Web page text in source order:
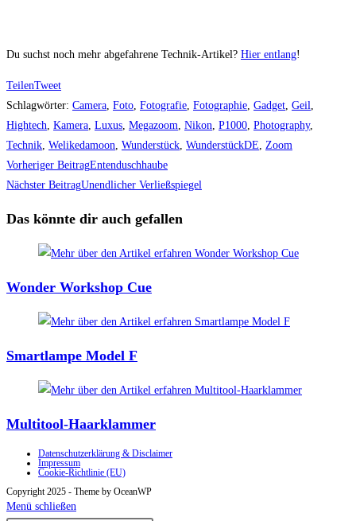
Du suchst noch mehr abgefahrene Technik-Artikel? Hier entlang!
TeilenTweet
Schlagwörter: Camera, Foto, Fotografie, Fotographie, Gadget, Geil,
Hightech, Kamera, Luxus, Megazoom, Nikon, P1000, Photography,
Technik, Welikedamoon, Wunderstück, WunderstückDE, Zoom
Weitere
Artikel
ansehen
Vorheriger BeitragEntenduschhaube
Nächster BeitragUnendlicher Verließspiegel
Das könnte dir auch gefallen
Wonder Workshop Cue
Smartlampe Model F
Multitool-Haarklammer
Datenschutzerklärung & Disclaimer
Impressum
Cookie-Richtlinie (EU)
Copyright 2025 - Theme by OceanWP
Menü schließen